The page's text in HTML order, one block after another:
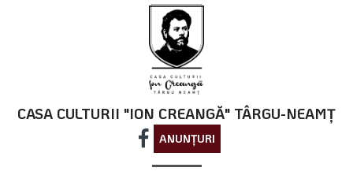
CASA CULTURII "ION CREANGĂ" TÂRGU-NEAMȚ
ANUNȚURI